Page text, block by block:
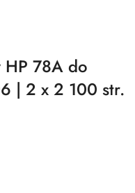
HP 78A do
| 2 x 2 100 str.